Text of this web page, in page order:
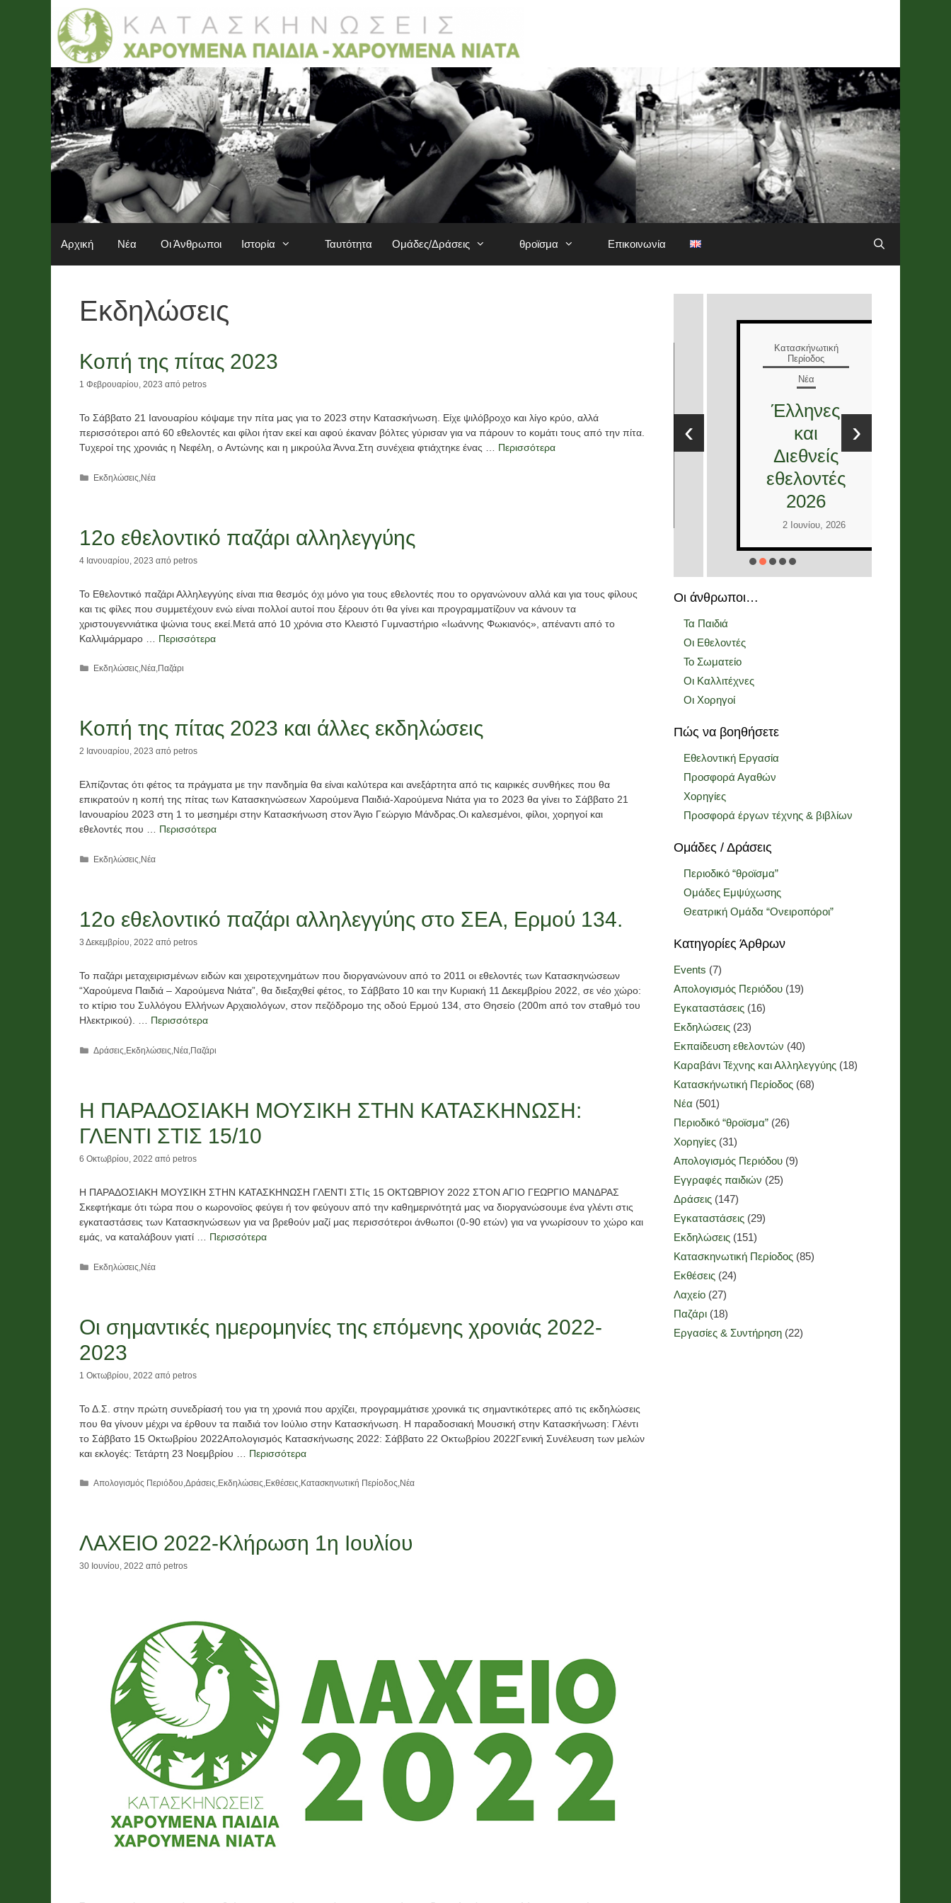
Αρχική Νέα Οι Άνθρωποι Ιστορία Ταυτότητα Ομάδες/Δράσεις θροϊσμα Επικοινωνία
Εκδηλώσεις
Κοπή της πίτας 2023
1 Φεβρουαρίου, 2023 από petros
Το Σάββατο 21 Ιανουαρίου κόψαμε την πίτα μας για το 2023 στην Κατασκήνωση. Είχε ψιλόβροχο και λίγο κρύο, αλλά
περισσότεροι από 60 εθελοντές και φίλοι ήταν εκεί και αφού έκαναν βόλτες γύρισαν για να πάρουν το κομάτι τους από την πίτα.
Τυχεροί της χρονιάς η Νεφέλη, ο Αντώνης και η μικρούλα Άννα.Στη συνέχεια φτιάχτηκε ένας … Περισσότερα
Κατηγορίες
Εκδηλώσεις Νέα
12ο εθελοντικό παζάρι αλληλεγγύης
4 Ιανουαρίου, 2023 από petros
Το Εθελοντικό παζάρι Αλληλεγγύης είναι πια θεσμός όχι μόνο για τους εθελοντές που το οργανώνουν αλλά και για τους φίλους
και τις φίλες που συμμετέχουν ενώ είναι πολλοί αυτοί που ξέρουν ότι θα γίνει και προγραμματίζουν να κάνουν τα
χριστουγεννιάτικα ψώνια τους εκεί.Μετά από 10 χρόνια στο Κλειστό Γυμναστήριο «Ιωάννης Φωκιανός», απέναντι από το
Καλλιμάρμαρο … Περισσότερα
Κατηγορίες
Εκδηλώσεις,Νέα,Παζάρι
Κοπή της πίτας 2023 και άλλες εκδηλώσεις
2 Ιανουαρίου, 2023 από petros
Ελπίζοντας ότι φέτος τα πράγματα με την πανδημία θα είναι καλύτερα και ανεξάρτητα από τις καιρικές συνθήκες που θα
επικρατούν η κοπή της πίτας των Κατασκηνώσεων Χαρούμενα Παιδιά-Χαρούμενα Νιάτα για το 2023 θα γίνει το Σάββατο 21
Ιανουαρίου 2023 στη 1 το μεσημέρι στην Κατασκήνωση στον Άγιο Γεώργιο Μάνδρας.Οι καλεσμένοι, φίλοι, χορηγοί και
εθελοντές που … Περισσότερα
Κατηγορίες
Εκδηλώσεις,Νέα
12ο εθελοντικό παζάρι αλληλεγγύης στο ΣΕΑ, Ερμού 134.
3 Δεκεμβρίου, 2022 από petros
Το παζάρι μεταχειρισμένων ειδών και χειροτεχνημάτων που διοργανώνουν από το 2011 οι εθελοντές των Κατασκηνώσεων
“Χαρούμενα Παιδιά – Χαρούμενα Νιάτα”, θα διεξαχθεί φέτος, το Σάββατο 10 και την Κυριακή 11 Δεκεμβρίου 2022, σε νέο χώρο:
το κτίριο του Συλλόγου Ελλήνων Αρχαιολόγων, στον πεζόδρομο της οδού Ερμού 134, στο Θησείο (200m από τον σταθμό του
Ηλεκτρικού). … Περισσότερα
Κατηγορίες
Δράσεις,Εκδηλώσεις,Νέα,Παζάρι
Η ΠΑΡΑΔΟΣΙΑΚΗ ΜΟΥΣΙΚΗ ΣΤΗΝ ΚΑΤΑΣΚΗΝΩΣΗ:
ΓΛΕΝΤΙ ΣΤΙΣ 15/10
6 Οκτωβρίου, 2022 από petros
Η ΠΑΡΑΔΟΣΙΑΚΗ ΜΟΥΣΙΚΗ ΣΤΗΝ ΚΑΤΑΣΚΗΝΩΣΗ ΓΛΕΝΤΙ ΣΤΙς 15 ΟΚΤΩΒΡΙΟΥ 2022 ΣΤΟΝ ΑΓΙΟ ΓΕΩΡΓΙΟ ΜΑΝΔΡΑΣ
Σκεφτήκαμε ότι τώρα που ο κωρονοϊος φεύγει ή τον φεύγουν από την καθημερινότητά μας να διοργανώσουμε ένα γλέντι στις
εγκαταστάσεις των Κατασκηνώσεων για να βρεθούν μαζί μας περισσότεροι άνθωποι (0-90 ετών) για να γνωρίσουν το χώρο και
εμάς, να καταλάβουν γιατί … Περισσότερα
Κατηγορίες
Εκδηλώσεις Νέα
Οι σημαντικές ημερομηνίες της επόμενης χρονιάς 2022-
2023
1 Οκτωβρίου, 2022 από petros
Το Δ.Σ. στην πρώτη συνεδρίασή του για τη χρονιά που αρχίζει, προγραμμάτισε χρονικά τις σημαντικότερες από τις εκδηλώσεις
που θα γίνουν μέχρι να έρθουν τα παιδιά τον Ιούλιο στην Κατασκήνωση. Η παραδοσιακή Μουσική στην Κατασκήνωση: Γλέντι
το Σάββατο 15 Οκτωβρίου 2022Απολογισμός Κατασκήνωσης 2022: Σάββατο 22 Οκτωβρίου 2022Γενική Συνέλευση των μελών
και εκλογές: Τετάρτη 23 Νοεμβρίου … Περισσότερα
Κατηγορίες
Απολογισμός Περιόδου,Δράσεις,Εκδηλώσεις,Εκθέσεις,Κατασκηνωτική Περίοδος,Νέα
ΛΑΧΕΙΟ 2022-Κλήρωση 1η Ιουλίου
30 Ιουνίου, 2022 από petros
Λαχείο και
χρημάτων
,
και υλικών
2 Ιουνίου, 2026
Τελείωσαν
τα
βιωματικά
Εγγραφές
παιδιών
Κατασκήνωτική
Περίοδος
Έλληνες
Διεθνείς
εθελοντές
2026
2 Ιουνίου, 2026
‹ ›
Οι άνθρωποι…
Τα Παιδιά
Οι Εθελοντές
Το Σωματείο
Οι Καλλιτέχνες
Οι Χορηγοί
Πώς να βοηθήσετε
Εθελοντική Εργασία
Προσφορά Αγαθών
Χορηγίες
Προσφορά έργων τέχνης & βιβλίων
Ομάδες / Δράσεις
Περιοδικό “θροϊσμα”
Ομάδες Εμψύχωσης
Θεατρική Ομάδα “Ονειροπόροι”
Κατηγορίες Άρθρων
Events (7)
Απολογισμός Περιόδου (19)
Εγκαταστάσεις (16)
Εκδηλώσεις (23)
Εκπαίδευση εθελοντών (40)
Καραβάνι Τέχνης και Αλληλεγγύης (18)
Κατασκήνωτική Περίοδος (68)
Νέα (501)
Περιοδικό “θροϊσμα” (26)
Χορηγίες (31)
Απολογισμός Περιόδου (9)
Εγγραφές παιδιών (25)
Δράσεις (147)
Εγκαταστάσεις (29)
Εκδηλώσεις (151)
Κατασκηνωτική Περίοδος (85)
Εκθέσεις (24)
Λαχείο (27)
Παζάρι (18)
Εργασίες & Συντήρηση (22)